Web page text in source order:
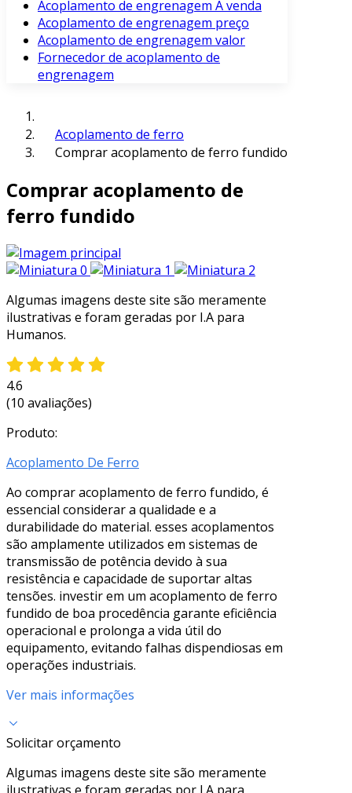
Acoplamento de engrenagem À venda
Acoplamento de engrenagem preço
Acoplamento de engrenagem valor
Fornecedor de acoplamento de
engrenagem
Acoplamento de ferro
Comprar acoplamento de ferro fundido
Comprar acoplamento de
ferro fundido
Algumas imagens deste site são meramente
ilustrativas e foram geradas por I.A para
Humanos.
4.6
(10 avaliações)
Produto:
Acoplamento De Ferro
Ao comprar acoplamento de ferro fundido, é
essencial considerar a qualidade e a
durabilidade do material. esses acoplamentos
são amplamente utilizados em sistemas de
transmissão de potência devido à sua
resistência e capacidade de suportar altas
tensões. investir em um acoplamento de ferro
fundido de boa procedência garante eficiência
operacional e prolonga a vida útil do
equipamento, evitando falhas dispendiosas em
operações industriais.
Ver mais informações
Solicitar orçamento
Algumas imagens deste site são meramente